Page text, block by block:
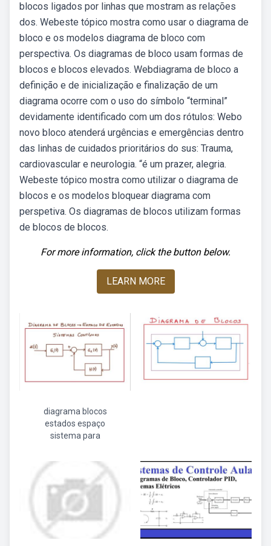
blocos ligados por linhas que mostram as relações
dos. Webeste tópico mostra como usar o diagrama de
bloco e os modelos diagrama de bloco com
perspectiva. Os diagramas de bloco usam formas de
blocos e blocos elevados. Webdiagrama de bloco a
definição e de inicialização e finalização de um
diagrama ocorre com o uso do símbolo “terminal”
devidamente identificado com um dos rótulos: Webo
novo bloco atenderá urgências e emergências dentro
das linhas de cuidados prioritários do sus: Trauma,
cardiovascular e neurologia. “é um prazer, alegria.
Webeste tópico mostra como utilizar o diagrama de
blocos e os modelos bloquear diagrama com
perspetiva. Os diagramas de blocos utilizam formas
de blocos de blocos.
For more information, click the button below.
LEARN MORE
diagrama blocos
estados espaço
sistema para